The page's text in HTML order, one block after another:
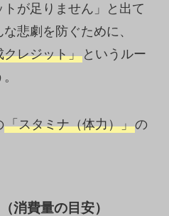
が足りません」と出て
悲劇を防ぐために、
クレジット」というルー
「スタミナ（体力）」の
消費量の目安）